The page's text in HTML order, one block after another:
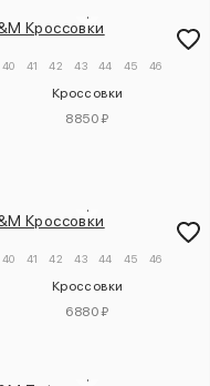
40 41 42 43 44 45 46
Кроссовки
8850 ₽
40 41 42 43 44 45 46
Кроссовки
6880 ₽